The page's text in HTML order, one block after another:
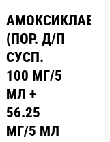
АМОКСИКЛАВ
(ПОР. Д/П
СУСП.
100 МГ/5
МЛ +
56.25
МГ/5 МЛ